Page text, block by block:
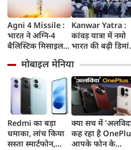
Agni 4 Missile :
भारत ने अग्नि-4
बैलिस्टिक मिसाइल
किया, 4,000 KM
तक मारक क्षमता
Kanwar Yatra :
कांवड़ यात्रा में नमो
भारत की बढ़ी
कई स्टेशनों पर
तक बढ़ी यात्रियों की
संख्या
मोबाइल मेनिया
Redmi का बड़ा
धमाका, लांच किया
सस्ता स्मार्टफोन,
क्या सच में
कह रहा है
आपके फोन के